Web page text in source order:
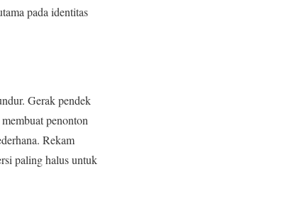
pada identitas
Gerak pendek
penonton
Rekam
paling halus untuk